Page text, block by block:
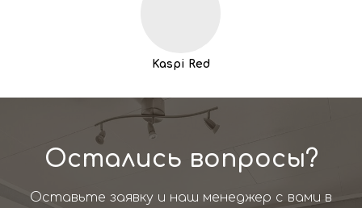
Kaspi Red
Остались вопросы?
Оставьте заявку и наш менеджер с вами в